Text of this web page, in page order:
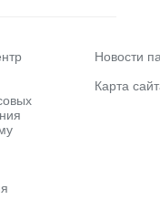
Новости
Карта